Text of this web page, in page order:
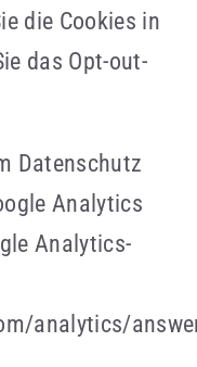
die Cookies in
das Opt-out-
Datenschutz
Analytics
Analytics-
analytics/